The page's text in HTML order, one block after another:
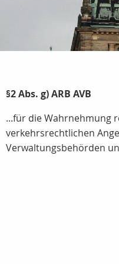
§2 Abs. g) ARB AVB
...für die Wahrnehmung
verkehrsrechtlichen
Verwaltungsbehörden